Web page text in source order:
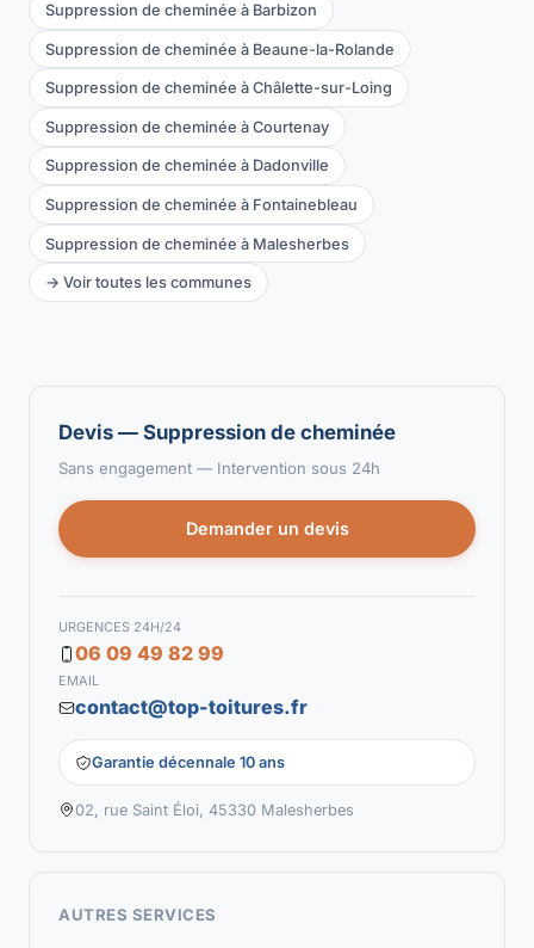
Suppression de cheminée à Barbizon
Suppression de cheminée à Beaune-la-Rolande
Suppression de cheminée à Châlette-sur-Loing
Suppression de cheminée à Courtenay
Suppression de cheminée à Dadonville
Suppression de cheminée à Fontainebleau
Suppression de cheminée à Malesherbes
→ Voir toutes les communes
Devis — Suppression de cheminée
Sans engagement — Intervention sous 24h
Demander un devis
URGENCES 24H/24
06 09 49 82 99
EMAIL
contact@top-toitures.fr
Garantie décennale 10 ans
02, rue Saint Éloi, 45330 Malesherbes
AUTRES SERVICES